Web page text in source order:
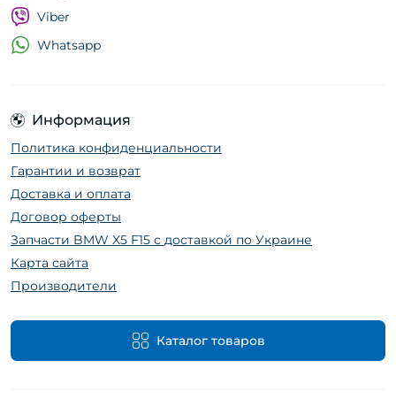
Информация
Политика конфиденциальности
Гарантии и возврат
Доставка и оплата
Договор оферты
Запчасти BMW X5 F15 с доставкой по Украине
Карта сайта
Производители
Каталог товаров
Viber
Whatsapp